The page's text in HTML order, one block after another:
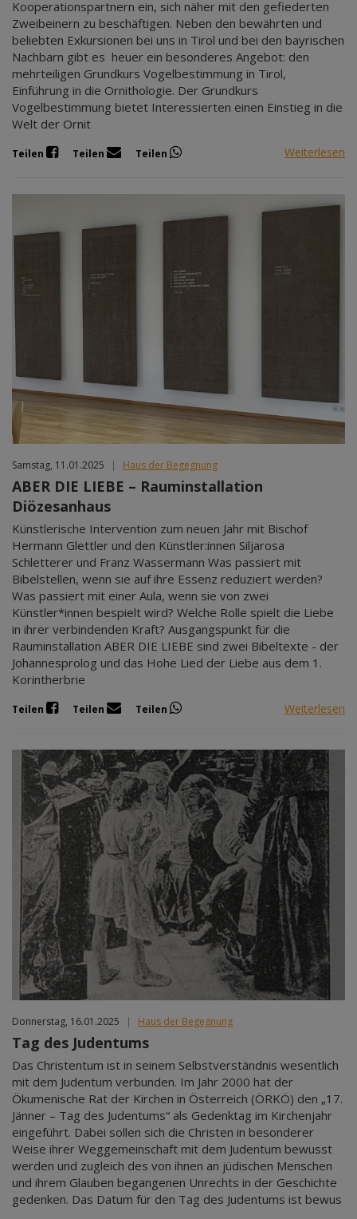
Kooperationspartnern ein, sich näher mit den gefiederten
Zweibeinern zu beschäftigen. Neben den bewährten und
beliebten Exkursionen bei uns in Tirol und bei den bayrischen
Nachbarn gibt es heuer ein besonderes Angebot: den
mehrteiligen Grundkurs Vogelbestimmung in Tirol,
Einführung in die Ornithologie. Der Grundkurs
Vogelbestimmung bietet Interessierten einen Einstieg in die
Welt der Ornit
Teilen Teilen Teilen Weiterlesen
Samstag, 11.01.2025 | Haus der Begegnung
ABER DIE LIEBE – Rauminstallation
Diözesanhaus
Künstlerische Intervention zum neuen Jahr mit Bischof
Hermann Glettler und den Künstler:innen Siljarosa
Schletterer und Franz Wassermann Was passiert mit
Bibelstellen, wenn sie auf ihre Essenz reduziert werden?
Was passiert mit einer Aula, wenn sie von zwei
Künstler*innen bespielt wird? Welche Rolle spielt die Liebe
in ihrer verbindenden Kraft? Ausgangspunkt für die
Rauminstallation ABER DIE LIEBE sind zwei Bibeltexte - der
Johannesprolog und das Hohe Lied der Liebe aus dem 1.
Korintherbrie
Teilen Teilen Teilen Weiterlesen
Donnerstag, 16.01.2025 | Haus der Begegnung
Tag des Judentums
Das Christentum ist in seinem Selbstverständnis wesentlich
mit dem Judentum verbunden. Im Jahr 2000 hat der
Ökumenische Rat der Kirchen in Österreich (ÖRKÖ) den „17.
Jänner – Tag des Judentums“ als Gedenktag im Kirchenjahr
eingeführt. Dabei sollen sich die Christen in besonderer
Weise ihrer Weggemeinschaft mit dem Judentum bewusst
werden und zugleich des von ihnen an jüdischen Menschen
und ihrem Glauben begangenen Unrechts in der Geschichte
gedenken. Das Datum für den Tag des Judentums ist bewus